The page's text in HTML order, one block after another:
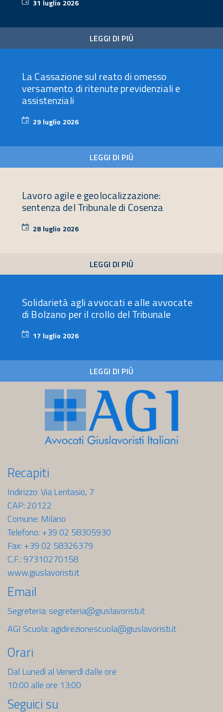
31 luglio 2026
LEGGI DI PIÙ
La Cassazione sul reato di omesso
versamento di ritenute previdenziali e
assistenziali
29 luglio 2026
LEGGI DI PIÙ
Lavoro agile e geolocalizzazione:
sentenza del Tribunale di Cosenza
28 luglio 2026
LEGGI DI PIÙ
Solidarietà agli avvocati e alle avvocate
di Bolzano per il crollo del Tribunale
17 luglio 2026
LEGGI DI PIÙ
Recapiti
Indirizzo: Via Lentasio, 7
CAP: 20122
Comune: Milano
Telefono: +39 02 58305930
Fax: +39 02 58326379
C.F.: 97310270158
www.giuslavoristi.it
Email
Segreteria: segreteria@giuslavoristi.it
AGI Scuola: agidirezionescuola@giuslavoristi.it
Orari
Dal Lunedì al Venerdì dalle ore
10:00 alle ore 13:00
Seguici su